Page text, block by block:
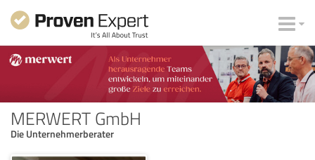
MERWERT GmbH
Die Unternehmerberater